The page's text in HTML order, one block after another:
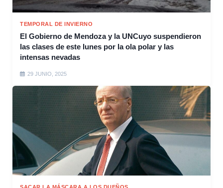
TEMPORAL DE INVIERNO
El Gobierno de Mendoza y la UNCuyo suspendieron
las clases de este lunes por la ola polar y las
intensas nevadas
29 JUNIO, 2025